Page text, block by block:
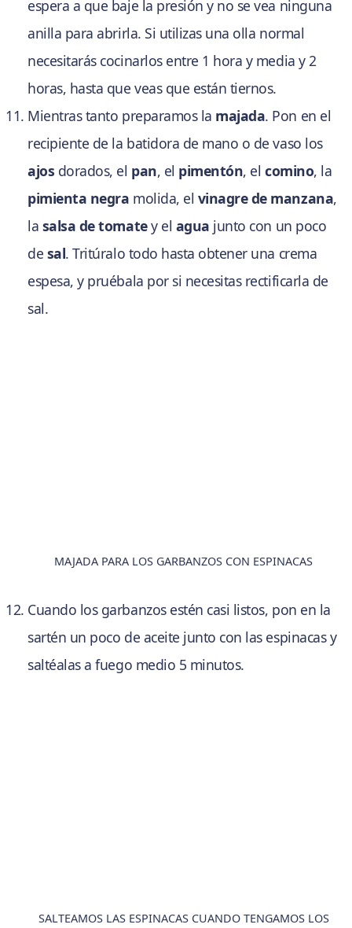
espera a que baje la presión y no se vea ninguna
anilla para abrirla. Si utilizas una olla normal
necesitarás cocinarlos entre 1 hora y media y 2
horas, hasta que veas que están tiernos.
Mientras tanto preparamos la majada. Pon en el
recipiente de la batidora de mano o de vaso los
ajos dorados, el pan, el pimentón, el comino, la
pimienta negra molida, el vinagre de manzana,
la salsa de tomatey el agua junto con un poco
de sal. Tritúralo todo hasta obtener una crema
espesa, y pruébala por si necesitas rectificarla de
sal.
MAJADA PARA LOS GARBANZOS CON ESPINACAS
Cuando los garbanzos estén casi listos, pon en la
sartén un poco de aceite junto con las espinacas y
saltéalas a fuego medio 5 minutos.
SALTEAMOS LAS ESPINACAS CUANDO TENGAMOS LOS